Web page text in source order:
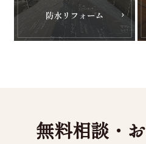
無料相談・